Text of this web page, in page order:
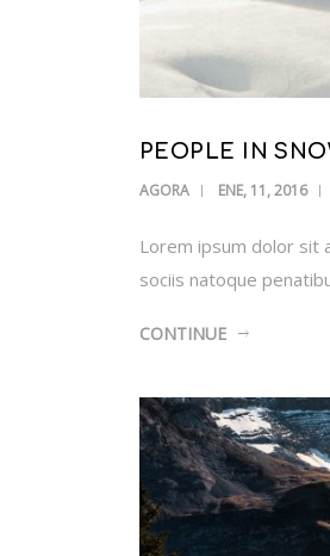
PEOPLE IN
AGORA ENE, 11, 2016
Lorem ipsum dolor sit
sociis natoque
CONTINUE